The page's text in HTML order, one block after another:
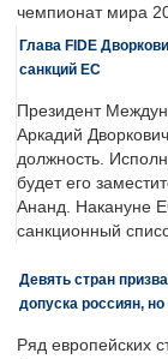
чемпионат мира
Глава FIDE
санкций ЕС
Президент
Аркадий
должность.
будет его
Ананд. Накануне
санкционный
Девять стран
допуска россиян,
Ряд европейских